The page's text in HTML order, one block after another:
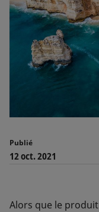
Publié
12 oct. 2021
Alors que le produit